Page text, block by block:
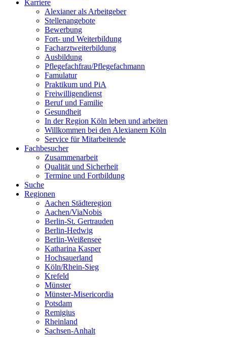
Karriere
Alexianer als Arbeitgeber
Stellenangebote
Bewerbung
Fort- und Weiterbildung
Facharztweiterbildung
Ausbildung
Pflegefachfrau/Pflegefachmann
Famulatur
Praktikum und PiA
Freiwilligendienst
Beruf und Familie
Gesundheit
In der Region Köln leben und arbeiten
Willkommen bei den Alexianern Köln
Service für Mitarbeitende
Fachbesucher
Zusammenarbeit
Qualität und Sicherheit
Termine und Fortbildung
Suche
Regionen
Aachen Städteregion
Aachen/ViaNobis
Berlin-St. Gertrauden
Berlin-Hedwig
Berlin-Weißensee
Katharina Kasper
Hochsauerland
Köln/Rhein-Sieg
Krefeld
Münster
Münster-Misericordia
Potsdam
Remigius
Rheinland
Sachsen-Anhalt